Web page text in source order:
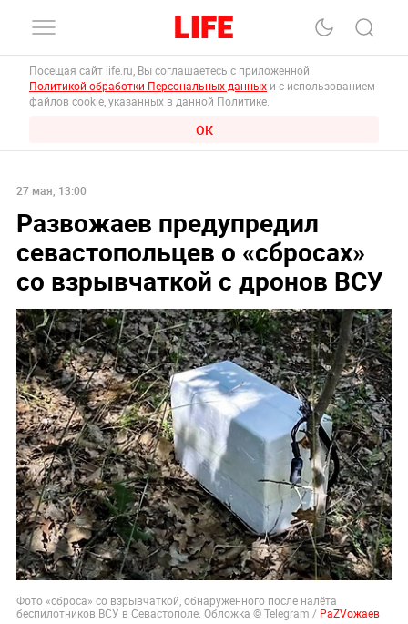
Посещая сайт life.ru, Вы соглашаетесь с приложенной
Политикой обработки Персональных данных и с использованием
файлов cookie, указанных в данной Политике.
ОК
27 мая, 13:00
Развожаев предупредил
севастопольцев о «сбросах»
со взрывчаткой с дронов ВСУ
Фото «сброса» со взрывчаткой, обнаруженного после налёта
беспилотников ВСУ в Севастополе. Обложка © Telegram / РаZVожаев